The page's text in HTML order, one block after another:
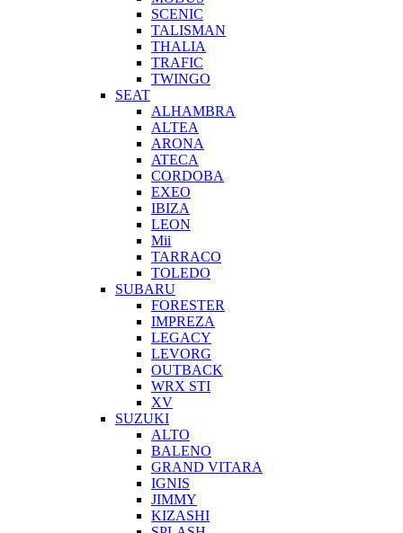
SCENIC
TALISMAN
THALIA
TRAFIC
TWINGO
SEAT
ALHAMBRA
ALTEA
ARONA
ATECA
CORDOBA
EXEO
IBIZA
LEON
Mii
TARRACO
TOLEDO
SUBARU
FORESTER
IMPREZA
LEGACY
LEVORG
OUTBACK
WRX STI
XV
SUZUKI
ALTO
BALENO
GRAND VITARA
IGNIS
JIMMY
KIZASHI